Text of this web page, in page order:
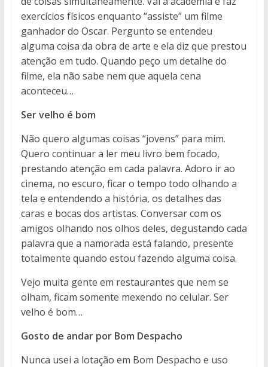
exercícios físicos enquanto “assiste” um filme
ganhador do Oscar. Pergunto se entendeu
alguma coisa da obra de arte e ela diz que prestou
atenção em tudo. Quando peço um detalhe do
filme, ela não sabe nem que aquela cena
aconteceu…
Ser velho é bom
Não quero algumas coisas “jovens” para mim.
Quero continuar a ler meu livro bem focado,
prestando atenção em cada palavra. Adoro ir ao
cinema, no escuro, ficar o tempo todo olhando a
tela e entendendo a história, os detalhes das
caras e bocas dos artistas. Conversar com os
amigos olhando nos olhos deles, degustando cada
palavra que a namorada está falando, presente
totalmente quando estou fazendo alguma coisa.
Vejo muita gente em restaurantes que nem se
olham, ficam somente mexendo no celular. Ser
velho é bom…
Gosto de andar por Bom Despacho
Nunca usei a lotação em Bom Despacho e uso